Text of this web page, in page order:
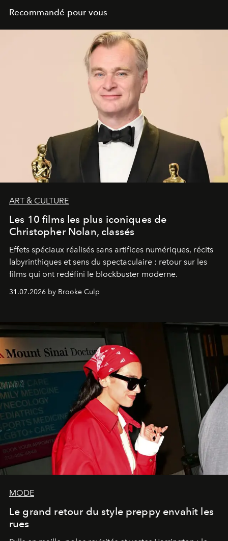
Recommandé pour vous
ART & CULTURE
Les 10 films les plus iconiques de
Christopher Nolan, classés
Effets spéciaux réalisés sans artifices numériques, récits
labyrinthiques et sens du spectaculaire : retour sur les
films qui ont redéfini le blockbuster moderne.
31.07.2026 by Brooke Culp
MODE
Le grand retour du style preppy envahit les
rues